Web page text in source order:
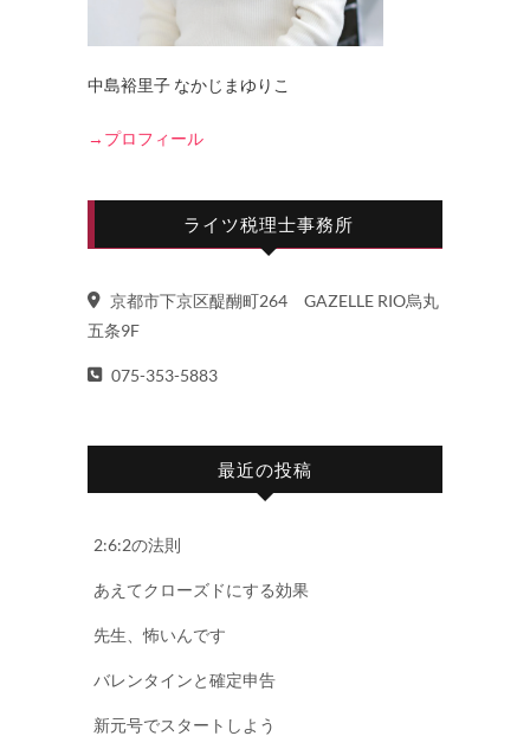
中島裕里子 なかじまゆりこ
→プロフィール
ライツ税理士事務所
京都市下京区醍醐町264 GAZELLE RIO烏丸
五条9F
075-353-5883
最近の投稿
2:6:2の法則
あえてクローズドにする効果
先生、怖いんです
バレンタインと確定申告
新元号でスタートしよう